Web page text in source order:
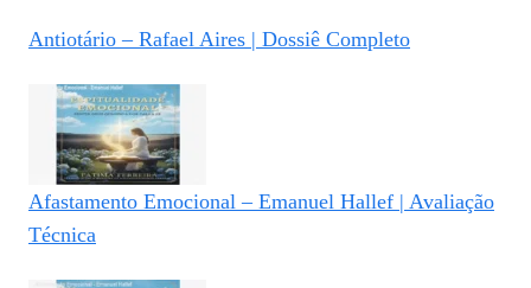
Antiotário – Rafael Aires | Dossiê Completo
Afastamento Emocional – Emanuel Hallef | Avaliação
Técnica